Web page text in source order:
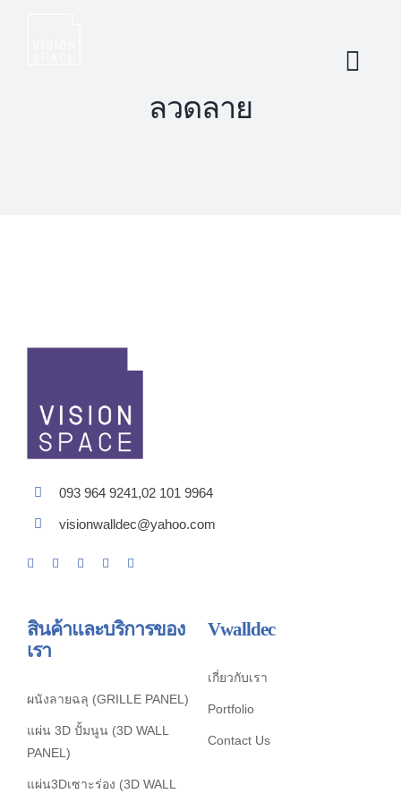
ลวดลาย
093 964 9241,02 101 9964
visionwalldec@yahoo.com
สินค้าและบริการของ
เรา
ผนังลายฉลุ (GRILLE PANEL)
แผ่น 3D ปั้มนูน (3D WALL
PANEL)
แผ่น3Dเซาะร่อง (3D WALL
Vwalldec
เกี่ยวกับเรา
Portfolio
Contact Us